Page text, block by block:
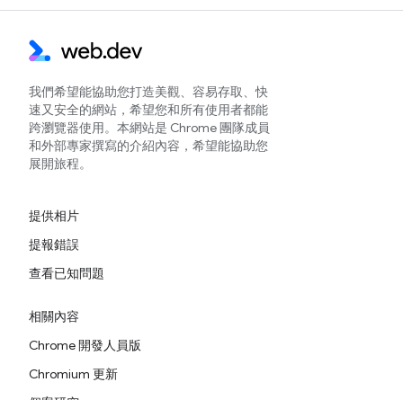
我們希望能協助您打造美觀、容易存取、快
速又安全的網站，希望您和所有使用者都能
跨瀏覽器使用。本網站是 Chrome 團隊成員
和外部專家撰寫的介紹內容，希望能協助您
展開旅程。
提供相片
提報錯誤
查看已知問題
相關內容
Chrome 開發人員版
Chromium 更新